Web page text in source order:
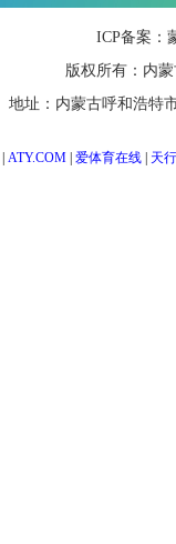
ICP备案：
版权所有：内
地址：内蒙古呼和浩特
ATY.COM 爱体育在线 天